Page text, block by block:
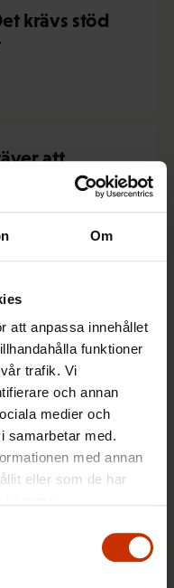
Om
att anpassa innehållet
funktioner
trafik. Vi
och annan
medier och
samarbetar med.
med annan
eller som de har
krävs stöd
att
tills det finns
måste
det fria
kunnande